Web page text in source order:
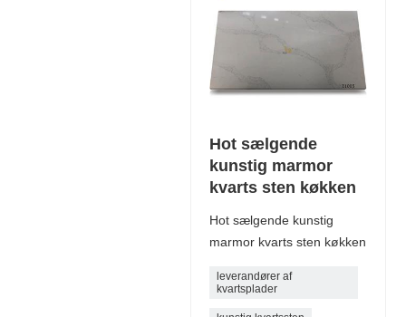
Hot sælgende
kunstig marmor
kvarts sten køkken
Hot sælgende kunstig
marmor kvarts sten køkken
leverandører af
kvartsplader